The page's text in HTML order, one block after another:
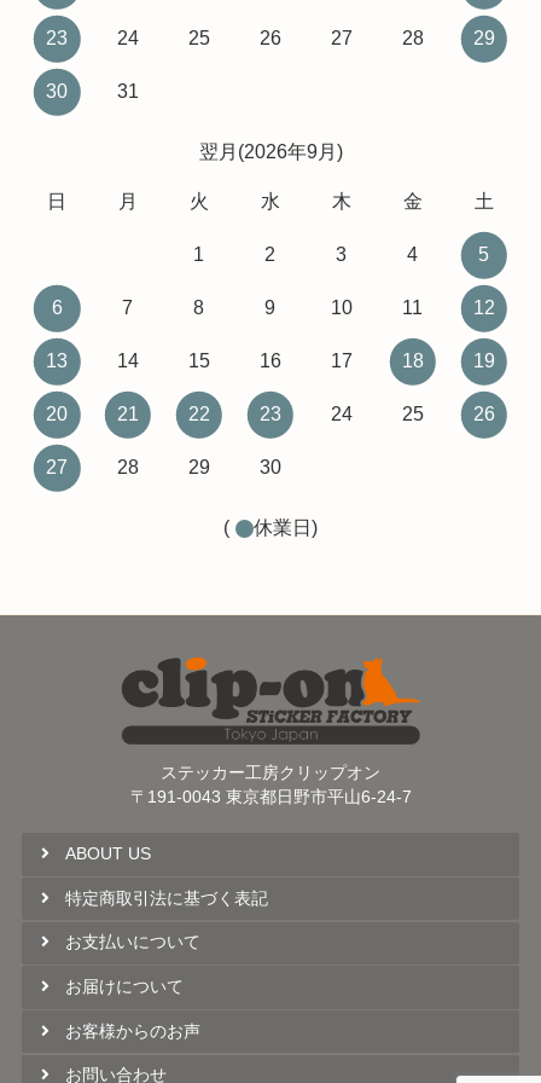
23 24 25 26 27 28 29
30 31
翌月(2026年9月)
日 月 火 水 木 金 土
1 2 3 4 5
6 7 8 9 10 11 12
13 14 15 16 17 18 19
20 21 22 23 24 25 26
27 28 29 30
( 休業日)
ステッカー工房クリップオン
〒191-0043 東京都日野市平山6-24-7
ABOUT US
特定商取引法に基づく表記
お支払いについて
お届けについて
お客様からのお声
お問い合わせ